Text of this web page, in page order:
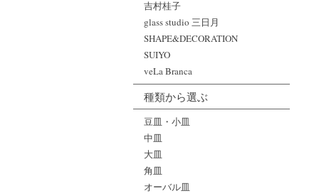
吉村桂子
glass studio 三日月
SHAPE&DECORATION
SUIYO
veLa Branca
種類から選ぶ
豆皿・小皿
中皿
大皿
角皿
オーバル皿